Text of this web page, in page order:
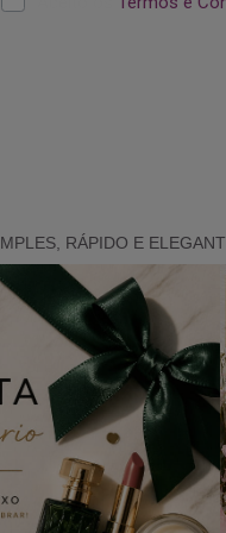
RÁPIDO E